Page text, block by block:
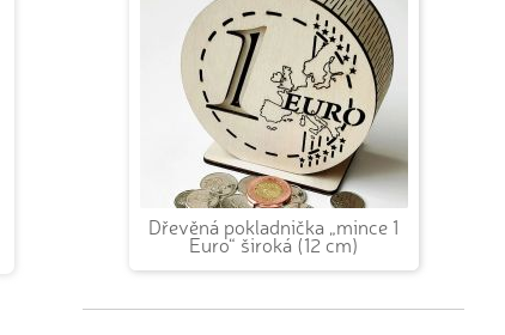
Dřevěná pokladnička „mince 1
Euro“ široká (12 cm)